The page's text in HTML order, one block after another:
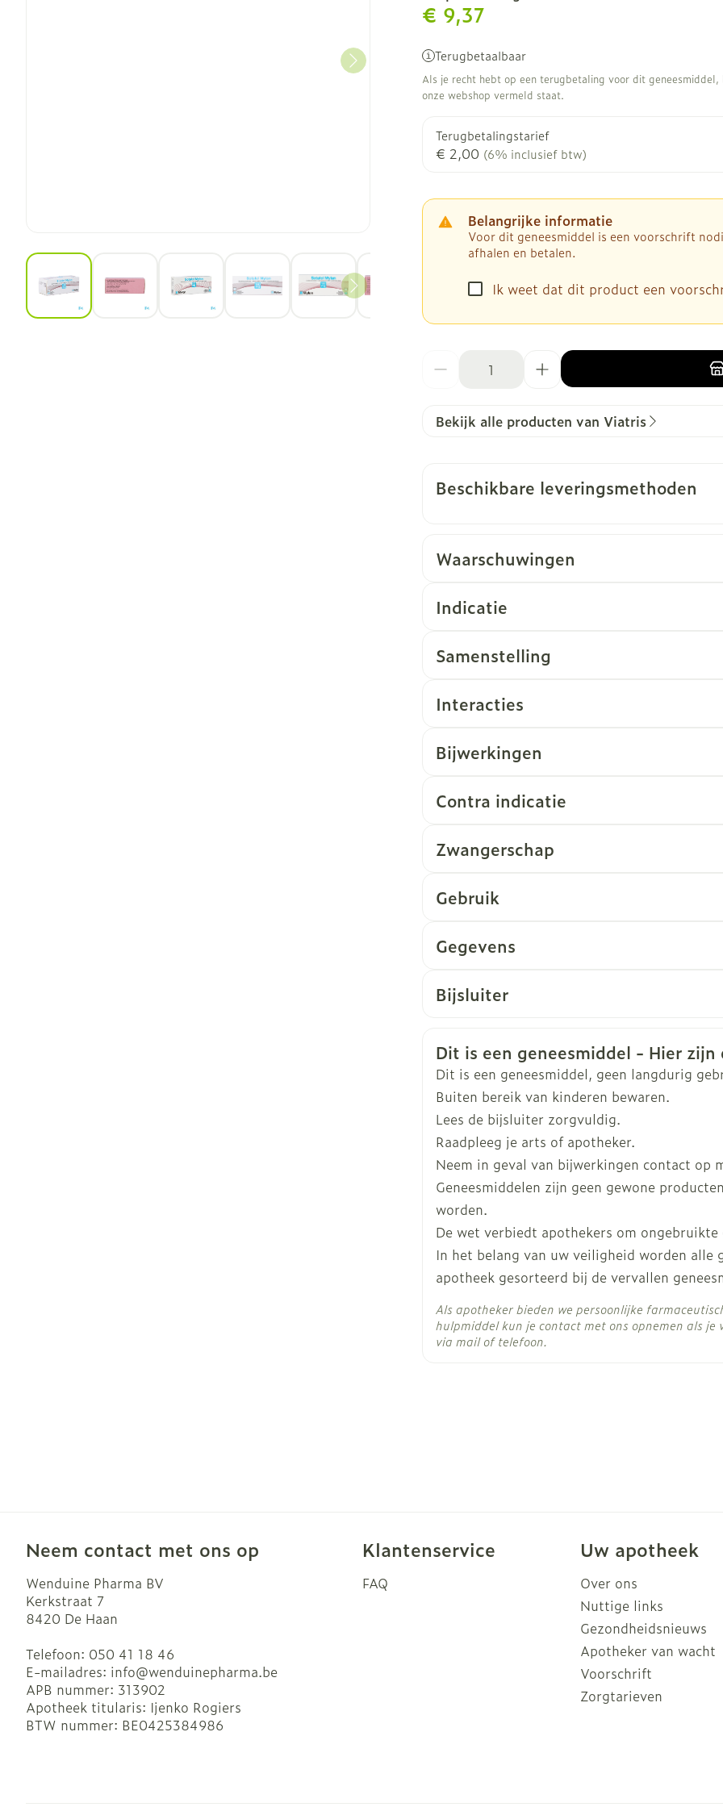
View larger image View larger image
€ 9,37
Terugbetaalbaar
Als je recht hebt op een terugbetaling voor dit
onze webshop vermeld staat.
Terugbetalingstarief
€ 2,00 (6% inclusief btw)
Belangrijke informatie
Voor dit geneesmiddel is een voorschrift
afhalen en betalen.
Ik weet dat dit product een
Bekijk alle producten van Viatris
Beschikbare leveringsmethoden
Waarschuwingen
Indicatie
Onderdrukking van levensbedreigende
Samenstelling
Interacties
Bijwerkingen
Contra indicatie
Zwangerschap
Gebruik
Begindosis: 80 mg 1 - 2 x /dag
Onderhoudsdosis: 160 mg 2 x /dag
Dosistitratie langzaam onder strikt medisch
Gegevens
Merken Viatris
Breedte 53 mm
Lengte 128 mm
Diepte 26 mm
Hoeveelheid
Verpakking
56
Actieve
Ingrediënten
sotalol hydrochloride
Bijsluiter
Veiligheidsinformatie
Dit is een geneesmiddel - Hier
Dit is een geneesmiddel, geen langdurig
Buiten bereik van kinderen bewaren.
Lees de bijsluiter zorgvuldig.
Raadpleeg je arts of apotheker.
Neem in geval van bijwerkingen contact op
Geneesmiddelen zijn geen gewone
worden.
De wet verbiedt apothekers om
In het belang van uw veiligheid worden alle
apotheek gesorteerd bij de vervallen
Als apotheker bieden we persoonlijke
hulpmiddel kun je contact met ons opnemen als
via mail of telefoon.
Neem contact met ons op
Wenduine Pharma BV
Kerkstraat 7
8420 De Haan
Telefoon: 050 41 18 46
E-mailadres: info@wenduinepharma.be
APB nummer: 313902
Apotheek titularis: Ijenko Rogiers
BTW nummer: BE0425384986
Klantenservice
FAQ
Uw apotheek
Over ons
Nuttige links
Gezondheidsnieuws
Apotheker van wacht
Voorschrift
Zorgtarieven